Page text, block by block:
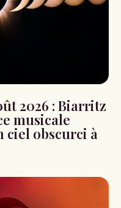
2026 : Biarritz
musicale
ciel obscurci à